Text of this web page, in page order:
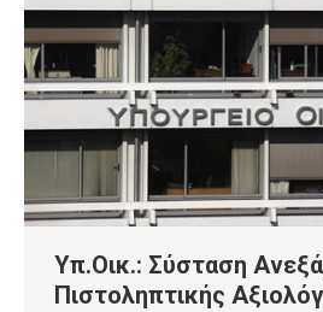
Υπ.Οικ.: Σύσταση
Πιστοληπτικής